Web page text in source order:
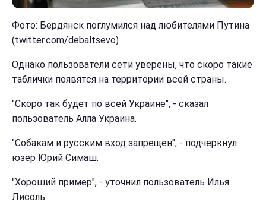
Фото: Бердянск поглумился над любителями Путина
(twitter.com/debaltsevo)
Однако пользователи сети уверены, что скоро такие
таблички появятся на территории всей страны.
"Скоро так будет по всей Украине", - сказал
пользователь Алла Украина.
"Собакам и русским вход запрещен", - подчеркнул
юзер Юрий Симаш.
"Хороший пример", - уточнил пользователь Илья
Лисоль.